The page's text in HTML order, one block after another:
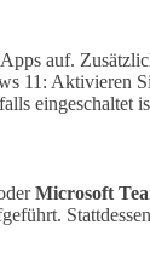
auf.
11: Aktivieren
eingeschaltet
Microsoft